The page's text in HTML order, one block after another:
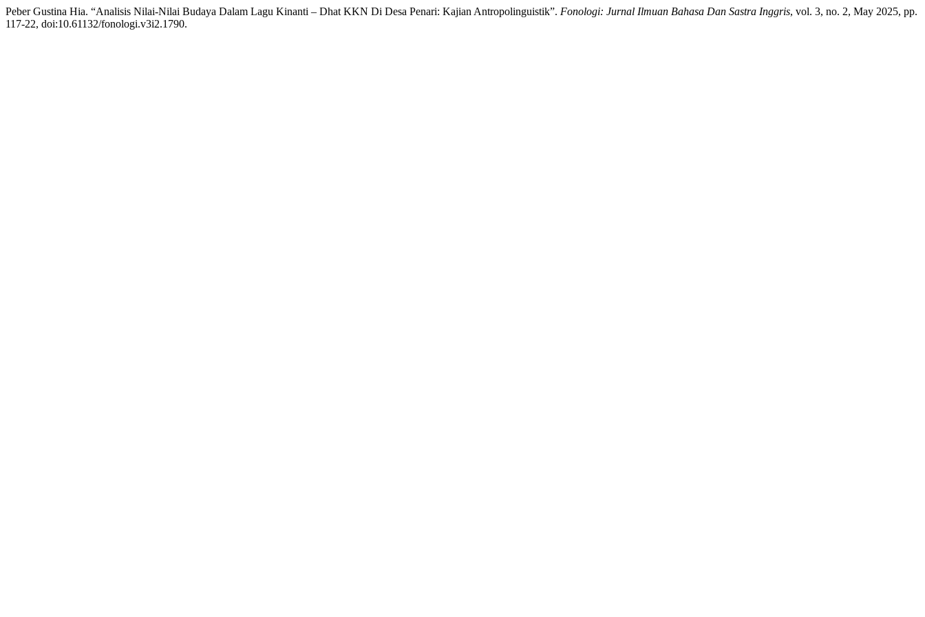
Peber Gustina Hia. “Analisis Nilai-Nilai Budaya Dalam Lagu Kinanti – Dhat KKN Di Desa Penari: Kajian Antropolinguistik”. Fonologi: Jurnal Ilmuan Bahasa Dan Sastra Inggris, vol. 3, no. 2, May 2025, pp.
117-22, doi:10.61132/fonologi.v3i2.1790.